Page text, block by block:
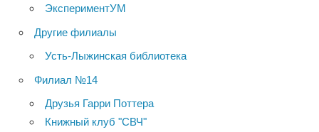
ЭкспериментУМ
Другие филиалы
Усть-Лыжинская библиотека
Филиал №14
Друзья Гарри Поттера
Книжный клуб "СВЧ"